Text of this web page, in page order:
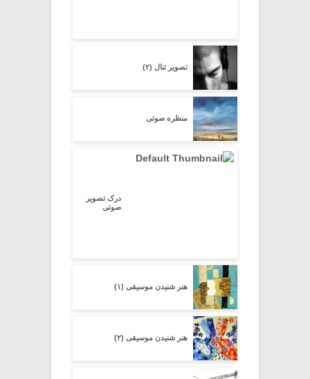
تصویر تنال (۲)
منظره صوتی
درک تصویر
صوتی
هنر شنیدن موسیقی (۱)
هنر شنیدن موسیقی (۲)